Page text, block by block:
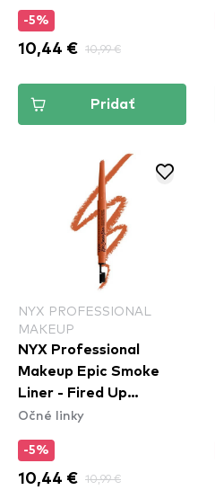
-5%
10,44 € 10,99 €
Pridať
NYX PROFESSIONAL
MAKEUP
NYX Professional
Makeup Epic Smoke
Liner - Fired Up
(ESL05)
Očné linky
-5%
10,44 € 10,99 €